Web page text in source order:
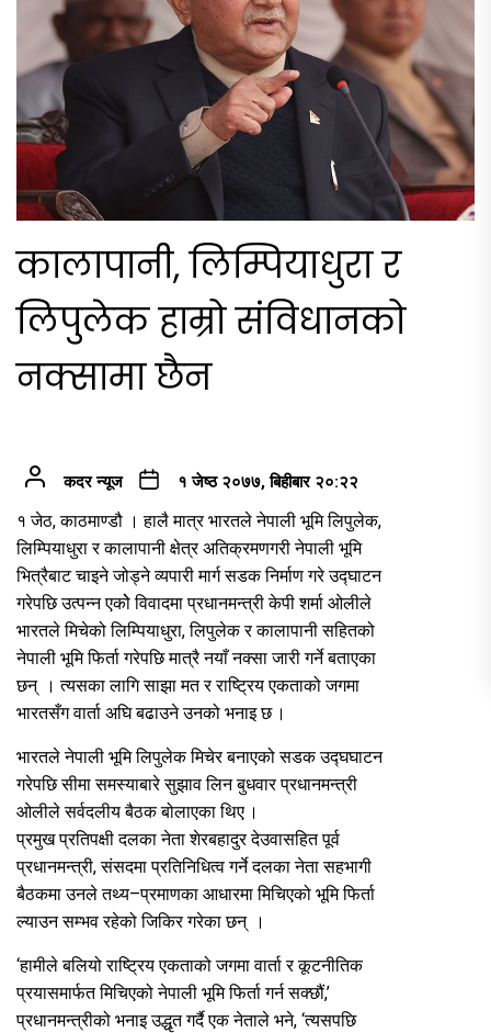
कालापानी, लिम्पियाधुरा र
लिपुलेक हाम्रो संविधानको
नक्सामा छैन
कदर न्यूज १ जेष्ठ २०७७, बिहीबार २०:२२
१ जेठ, काठमाण्डौ । हालै मात्र भारतले नेपाली भूमि लिपुलेक,
लिम्पियाधुरा र कालापानी क्षेत्र अतिक्रमणगरी नेपाली भूमि
भित्रैबाट चाइने जोड्ने व्यपारी मार्ग सडक निर्माण गरे उद्घाटन
गरेपछि उत्पन्न एकोे विवादमा प्रधानमन्त्री केपी शर्मा ओलीले
भारतले मिचेको लिम्पियाधुरा, लिपुलेक र कालापानी सहितको
नेपाली भूमि फिर्ता गरेपछि मात्रै नयाँ नक्सा जारी गर्ने बताएका
छन् । त्यसका लागि साझा मत र राष्ट्रिय एकताको जगमा
भारतसँग वार्ता अघि बढाउने उनको भनाइ छ ।
भारतले नेपाली भूमि लिपुलेक मिचेर बनाएको सडक उद्घघाटन
गरेपछि सीमा समस्याबारे सुझाव लिन बुधवार प्रधानमन्त्री
ओलीले सर्वदलीय बैठक बोलाएका थिए ।
प्रमुख प्रतिपक्षी दलका नेता शेरबहादुर देउवासहित पूर्व
प्रधानमन्त्री, संसदमा प्रतिनिधित्व गर्ने दलका नेता सहभागी
बैठकमा उनले तथ्य–प्रमाणका आधारमा मिचिएको भूमि फिर्ता
ल्याउन सम्भव रहेको जिकिर गरेका छन् ।
‘हामीले बलियो राष्ट्रिय एकताको जगमा वार्ता र कूटनीतिक
प्रयासमार्फत मिचिएको नेपाली भूमि फिर्ता गर्न सक्छौं,’
प्रधानमन्त्रीको भनाइ उद्धृत गर्दै एक नेताले भने, ‘त्यसपछि